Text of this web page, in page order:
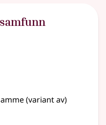
(variant av)